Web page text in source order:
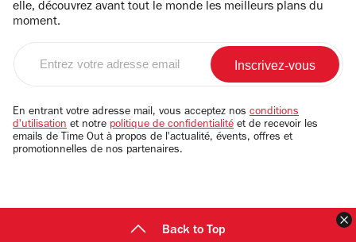
elle, découvrez avant tout le monde les meilleurs plans du
moment.
email
En entrant votre adresse mail, vous acceptez nos conditions
d'utilisation et notre politique de confidentialité et de recevoir les
emails de Time Out à propos de l'actualité, évents, offres et
promotionnelles de nos partenaires.
Back to Top